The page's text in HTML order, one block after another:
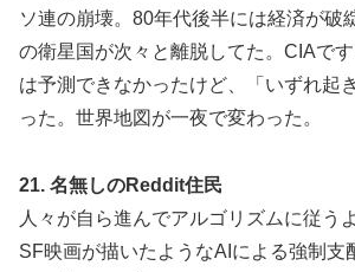
ソ連の崩壊。80年代後半には経済が破
の衛星国が次々と離脱してた。CIAです
は予測できなかったけど、「いずれ起
った。世界地図が一夜で変わった。
21. 名無しのReddit住民
人々が自ら進んでアルゴリズムに従う
SF映画が描いたようなAIによる強制支